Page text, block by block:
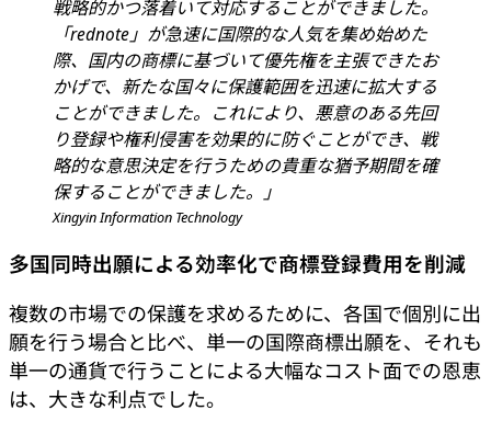
戦略的かつ落着いて対応することができました。
「rednote」が急速に国際的な人気を集め始めた
際、国内の商標に基づいて優先権を主張できたお
かげで、新たな国々に保護範囲を迅速に拡大する
ことができました。これにより、悪意のある先回
り登録や権利侵害を効果的に防ぐことができ、戦
略的な意思決定を行うための貴重な猶予期間を確
保することができました。」
Xingyin Information Technology
多国同時出願による効率化で商標登録費用を削減
複数の市場での保護を求めるために、各国で個別に出
願を行う場合と比べ、単一の国際商標出願を、それも
単一の通貨で行うことによる大幅なコスト面での恩恵
は、大きな利点でした。